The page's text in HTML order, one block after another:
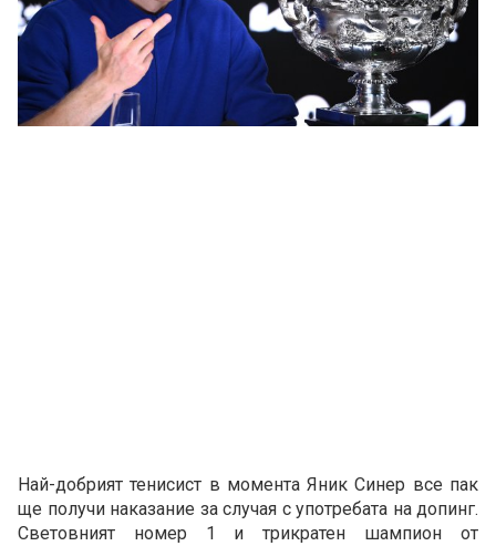
Най-добрият тенисист в момента Яник Синер все пак
ще получи наказание за случая с употребата на допинг.
Световният номер 1 и трикратен шампион от